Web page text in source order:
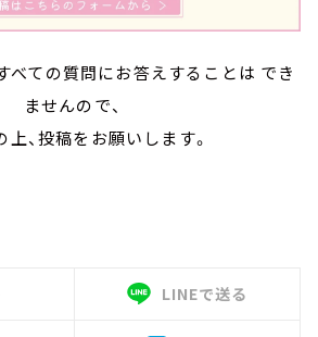
べての質問にお答えすることは でき
ませんので、
上、投稿をお願いします。
LINEで送る